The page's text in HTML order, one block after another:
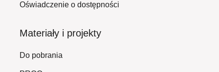
Oświadczenie o dostępności
Materiały i projekty
Do pobrania